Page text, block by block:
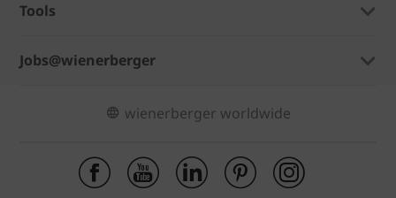
Tools
Jobs@wienerberger
wienerberger worldwide